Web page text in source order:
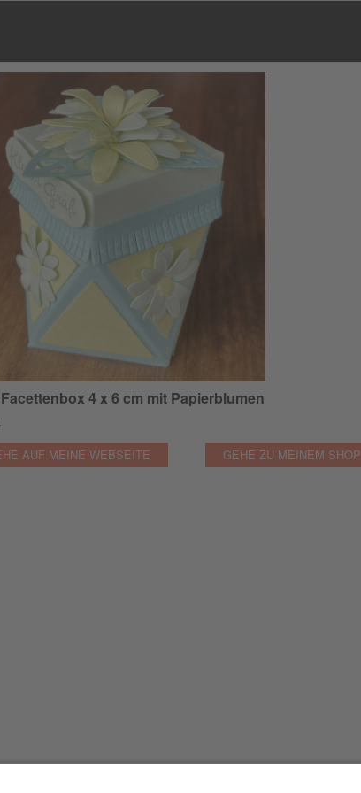
4 x 6 cm mit Papierblumen
AUF MEINE WEBSEITE GEHE ZU MEINEM SHOP